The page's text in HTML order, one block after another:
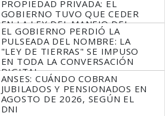
PROPIEDAD PRIVADA: EL
GOBIERNO TUVO QUE CEDER
EN LA LEY DEL MANEJO DEL
FUEGO
EL GOBIERNO PERDIÓ LA
PULSEADA DEL NOMBRE: LA
"LEY DE TIERRAS" SE IMPUSO
EN TODA LA CONVERSACIÓN
DIGITAL
ANSES: CUÁNDO COBRAN
JUBILADOS Y PENSIONADOS EN
AGOSTO DE 2026, SEGÚN EL
DNI